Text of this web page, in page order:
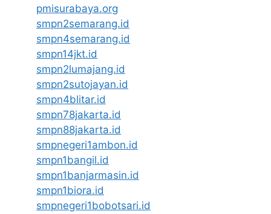
pmisurabaya.org
smpn2semarang.id
smpn4semarang.id
smpn14jkt.id
smpn2lumajang.id
smpn2sutojayan.id
smpn4blitar.id
smpn78jakarta.id
smpn88jakarta.id
smpnegeri1ambon.id
smpn1bangil.id
smpn1banjarmasin.id
smpn1biora.id
smpnegeri1bobotsari.id